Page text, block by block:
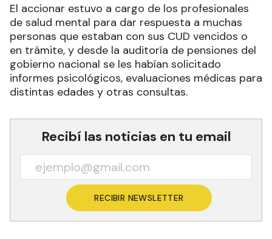
El accionar estuvo a cargo de los profesionales
de salud mental para dar respuesta a muchas
personas que estaban con sus CUD vencidos o
en trámite, y desde la auditoría de pensiones del
gobierno nacional se les habían solicitado
informes psicológicos, evaluaciones médicas para
distintas edades y otras consultas.
Recibí las noticias en tu email
RECIBIR NEWSLETTER